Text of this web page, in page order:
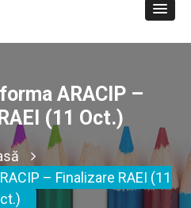
ARACIP –
(11 Oct.)
– Finalizare RAEI (11